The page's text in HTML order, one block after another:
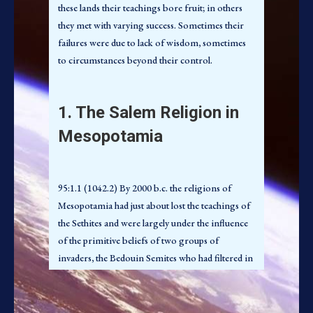
reduziram grandemente o número de deuses da
Mesopotâmia, ao mesmo tempo diminuindo as
deidades principais para sete: Bel, Shamash, Nabu,
Anu, Ea, Marduk e Sin. No auge do novo
babilônica: Bel, Ea e Anu, os deuses da terra, do
mar e do céu. Ainda outras tríades cresceram em
diferentes localidades, todas reminiscentes dos
insígnia de Melquisedeque dos três círculos.
95:1.5 (1042.6) Os instrutores de Salém nunca
superaram plenamente a popularidade de Istar, a
mãe dos deuses e o espírito da fertilidade sexual.
Eles fizeram muito para refinar a adoração desta
deusa, mas os babilônios e seus vizinhos nunca
haviam superado completamente suas formas
these lands their teachings bore fruit; in others
they met with varying success. Sometimes their
failures were due to lack of wisdom, sometimes
to circumstances beyond their control.
1. The Salem Religion in
Mesopotamia
95:1.1 (1042.2) By 2000 b.c. the religions of
Mesopotamia had just about lost the teachings of
the Sethites and were largely under the influence
of the primitive beliefs of two groups of
invaders, the Bedouin Semites who had filtered in
from the western desert and the barbarian
horsemen who had come down from the north.